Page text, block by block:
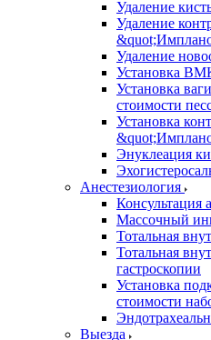
Удаление
Удаление
Удаление
Установка
Установка
стоимости
Установка
Энуклеация
Анестезиология
Консультация
Массочный
Тотальная
Тотальная
гастроскопии
Установка
стоимости
Выезда